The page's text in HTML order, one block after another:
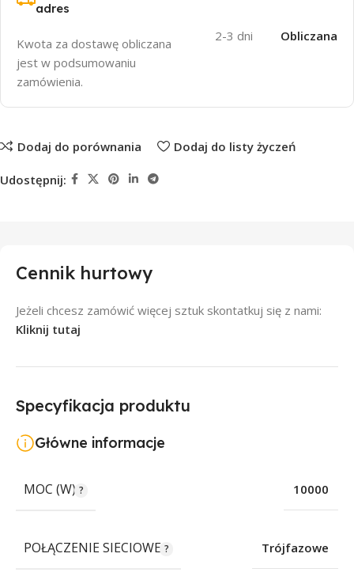
adres
Kwota za dostawę obliczana
jest w podsumowaniu
zamówienia.
2-3 dni Obliczana
Dodaj do porównania Dodaj do listy życzeń
Udostępnij:
Cennik hurtowy
Jeżeli chcesz zamówić więcej sztuk skontatkuj się z nami:
Kliknij tutaj
Specyfikacja produktu
Główne informacje
MOC (W) 10000
POŁĄCZENIE SIECIOWE Trójfazowe